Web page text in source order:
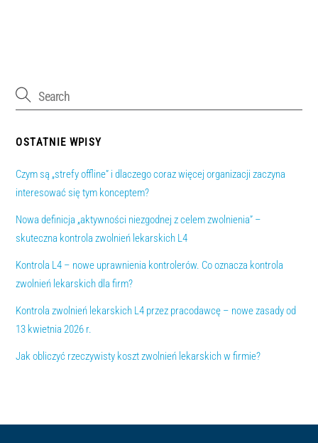
OSTATNIE WPISY
Czym są „strefy offline” i dlaczego coraz więcej organizacji zaczyna
interesować się tym konceptem?
Nowa definicja „aktywności niezgodnej z celem zwolnienia” –
skuteczna kontrola zwolnień lekarskich L4
Kontrola L4 – nowe uprawnienia kontrolerów. Co oznacza kontrola
zwolnień lekarskich dla firm?
Kontrola zwolnień lekarskich L4 przez pracodawcę – nowe zasady od
13 kwietnia 2026 r.
Jak obliczyć rzeczywisty koszt zwolnień lekarskich w firmie?